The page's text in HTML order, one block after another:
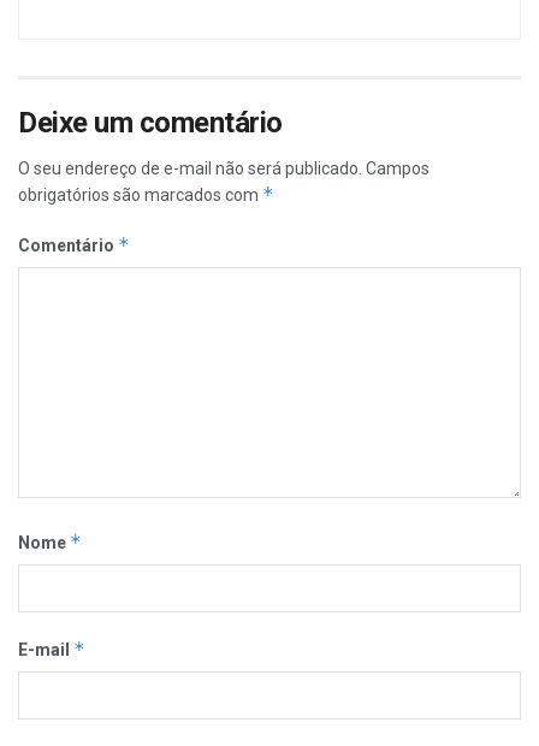
Deixe um comentário
O seu endereço de e-mail não será publicado. Campos
obrigatórios são marcados com *
Comentário *
Nome *
E-mail *